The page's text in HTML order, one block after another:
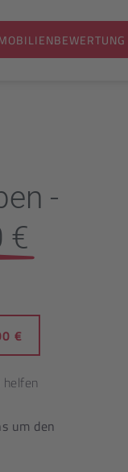
uns Aktuelle
-
€
€
um den